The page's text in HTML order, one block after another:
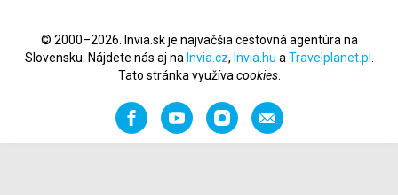
© 2000–2026. Invia.sk je najväčšia cestovná agentúra na
Slovensku. Nájdete nás aj na Invia.cz, Invia.hu a Travelplanet.pl
Tato stránka využíva cookies.
FacebookYouTubeInstagramOdporučiť